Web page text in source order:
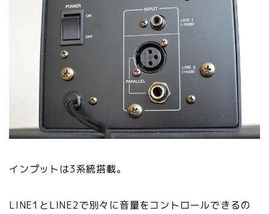
インプットは3系統搭載。
LINE1とLINE2で別々に音量をコントロールできるの